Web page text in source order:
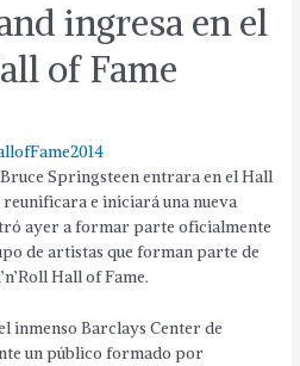
ingresa en el
of Fame
Bruce Springsteen entrara en el Hall
reunificara e iniciará una nueva
ayer a formar parte oficialmente
de artistas que forman parte de
Hall of Fame.
inmenso Barclays Center de
un público formado por